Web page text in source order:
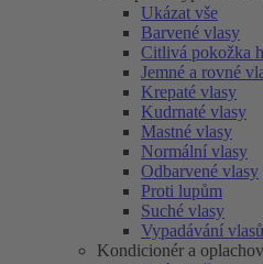
Ukázat vše
Barvené vlasy
Citlivá pokožka
Jemné a rovné
Krepaté vlasy
Kudrnaté vlasy
Mastné vlasy
Normální vlasy
Odbarvené vlasy
Proti lupům
Suché vlasy
Vypadávání vlasů
Kondicionér a